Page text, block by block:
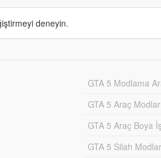
deneyin.
GTA 5 Modlama
GTA 5 Araç Modları
GTA 5 Araç Boya
GTA 5 Silah